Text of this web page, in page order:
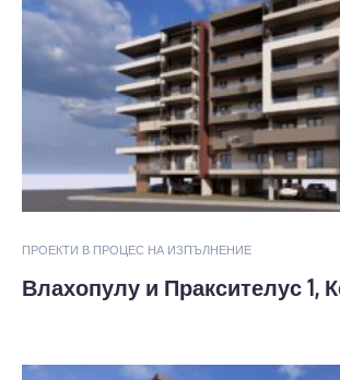
ПРОЕКТИ В ПРОЦЕС НА ИЗПЪЛНЕНИЕ
Влахопулу и Праксителус 1,